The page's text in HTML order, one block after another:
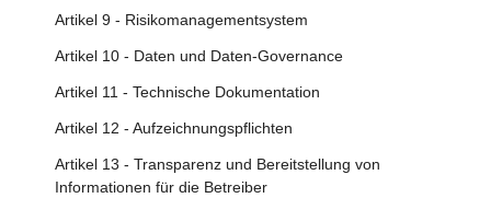
Artikel 9 - Risikomanagementsystem
Artikel 10 - Daten und Daten-Governance
Artikel 11 - Technische Dokumentation
Artikel 12 - Aufzeichnungspflichten
Artikel 13 - Transparenz und Bereitstellung von
Informationen für die Betreiber